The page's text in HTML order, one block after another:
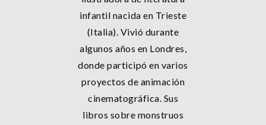
infantil nacida en Trieste
(Italia). Vivió durante
algunos años en Londres,
donde participó en varios
proyectos de animación
cinematográfica. Sus
libros sobre monstruos